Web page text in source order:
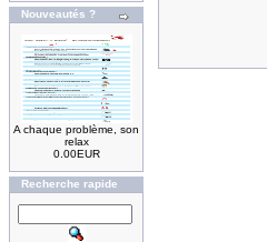
Nouveautés ?
A chaque problème, son
relax
0.00EUR
Recherche rapide